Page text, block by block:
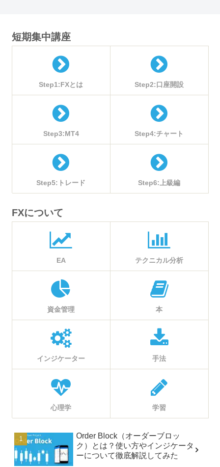
短期集中講座
Step1:FXとは Step2:口座開設
Step3:MT4 Step4:チャート
Step5:トレード Step6:上級編
FXについて
EA テクニカル分析
資金管理 本
インジケーター 手法
心理学 学習
Order Block（オーダーブロッ
ク）とは？使い方やインジケータ
ーについて徹底解説してみた